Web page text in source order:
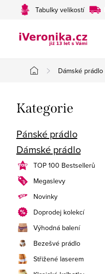
Tabulky velikostí
Domů
Dámské prádlo
o
s
t
r
a
n
n
í
p
Přeskočit
kategorie
Kategorie
Pánské prádlo
Dámské prádlo
TOP 100 Bestsellerů
Megaslevy
Novinky
Doprodej kolekcí
Výhodná balení
Bezešvé prádlo
Střižené laserem